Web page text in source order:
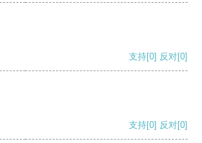
支持[0] 反对[0]
支持[0] 反对[0]